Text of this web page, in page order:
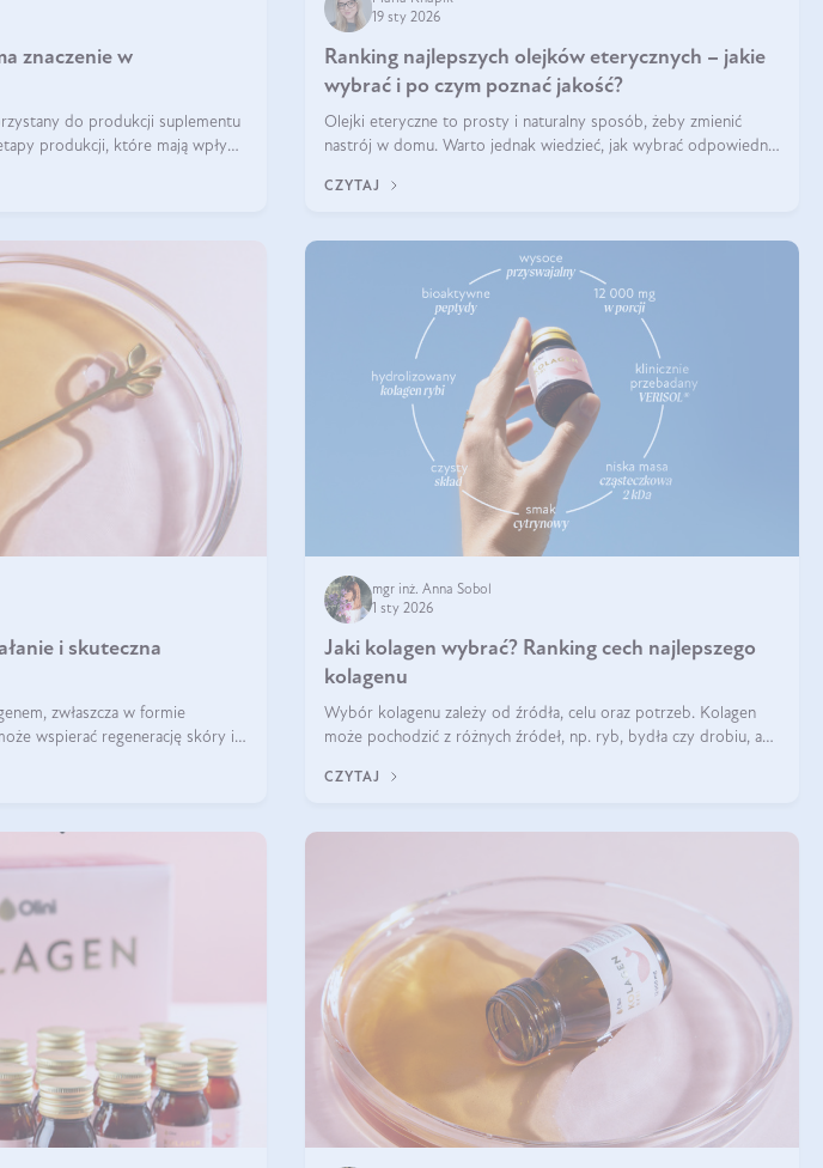
znaczenie w
do produkcji suplementu
produkcji, które mają wpływ
19 sty 2026
Ranking najlepszych olejków eterycznych – jakie
wybrać i po czym poznać jakość?
Olejki eteryczne to prosty i naturalny sposób, żeby zmienić
nastrój w domu. Warto jednak wiedzieć, jak wybrać odpowiednie
eteryczne są najlepsze? Poznaj najważniejsze kryteria wyboru!
CZYTAJ
i skuteczna
zwłaszcza w formie
wspierać regenerację skóry i
mgr inż. Anna Sobol
1 sty 2026
Jaki kolagen wybrać? Ranking cech najlepszego
kolagenu
Wybór kolagenu zależy od źródła, celu oraz potrzeb. Kolagen
może pochodzić z różnych źródeł, np. ryb, bydła czy drobiu, a
sprawdza się kolagen rybi, a dla wspierania stawów — kolagen
CZYTAJ